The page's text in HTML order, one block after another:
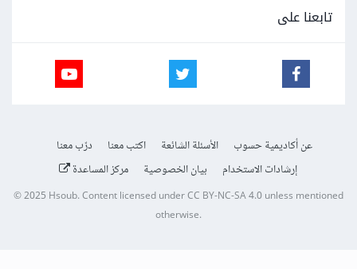
تابعنا على
عن أكاديمية حسوب الأسئلة الشائعة اكتب معنا
درّب معنا
إرشادات الاستخدام
بيان الخصوصية مركز المساعدة
© 2025Hsoub.Content licensed underCC BY-NC-SA 4.0unless mentioned
otherwise.